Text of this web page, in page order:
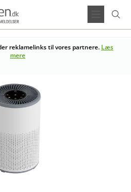
reklamelinks til vores partnere. Læs
mere